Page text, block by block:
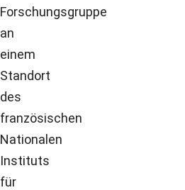
Forschungsgruppe
an
einem
Standort
des
französischen
Nationalen
Instituts
für